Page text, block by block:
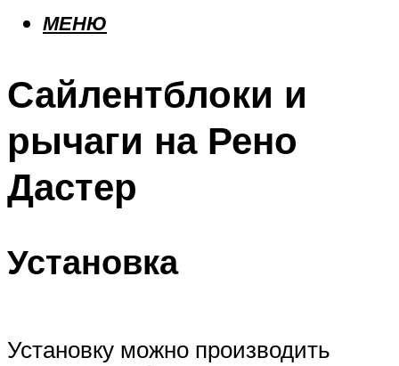
МЕНЮ
Сайлентблоки и
рычаги на Рено
Дастер
Установка
Установку можно производить